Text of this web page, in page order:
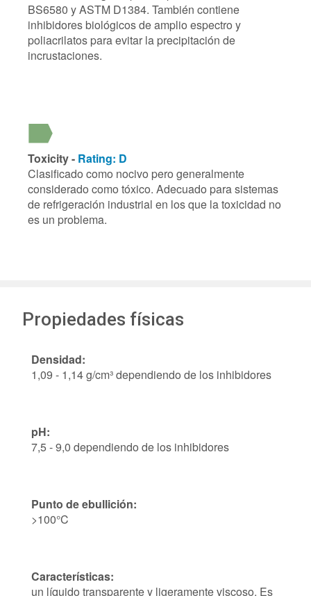
BS6580 y ASTM D1384. También contiene
inhibidores biológicos de amplio espectro y
poliacrilatos para evitar la precipitación de
incrustaciones.
Toxicity - Rating: D
Clasificado como nocivo pero generalmente
considerado como tóxico. Adecuado para sistemas
de refrigeración industrial en los que la toxicidad no
es un problema.
Propiedades físicas
Densidad:
1,09 - 1,14 g/cm³ dependiendo de los inhibidores
pH:
7,5 - 9,0 dependiendo de los inhibidores
Punto de ebullición:
>100°C
Características:
un líquido transparente y ligeramente viscoso. Es